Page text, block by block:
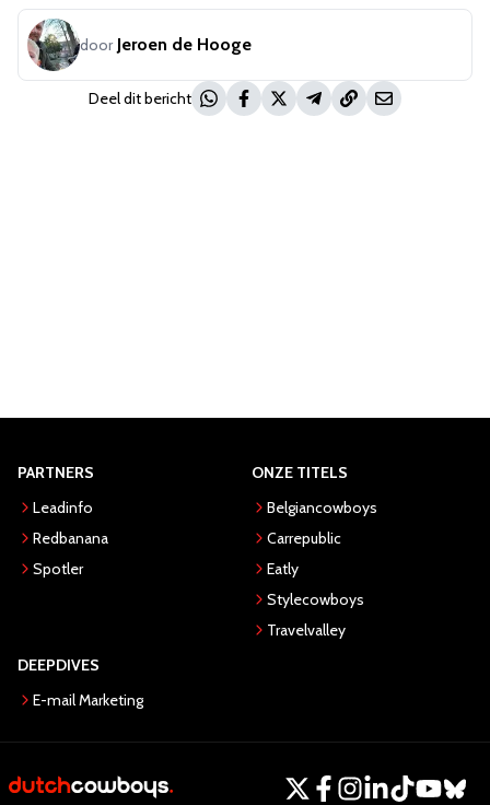
door Jeroen de Hooge
Deel dit bericht
PARTNERS
Leadinfo
Redbanana
Spotler
ONZE TITELS
Belgiancowboys
Carrepublic
Eatly
Stylecowboys
Travelvalley
DEEPDIVES
E-mail Marketing